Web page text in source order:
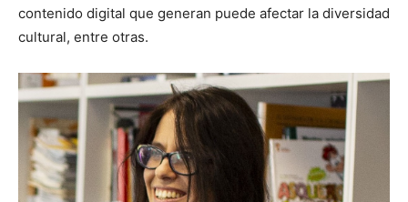
contenido digital que generan puede afectar la diversidad
cultural, entre otras.